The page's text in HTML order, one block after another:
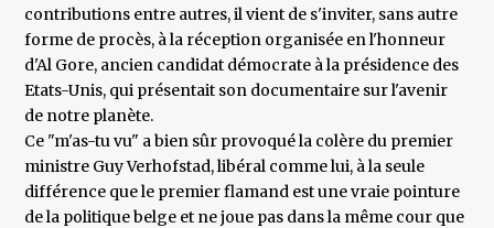
contributions entre autres, il vient de s'inviter, sans autre
forme de procès, à la réception organisée en l'honneur
d'Al Gore, ancien candidat démocrate à la présidence des
Etats-Unis, qui présentait son documentaire sur l'avenir
de notre planète.
Ce "m'as-tu vu" a bien sûr provoqué la colère du premier
ministre Guy Verhofstad, libéral comme lui, à la seule
différence que le premier flamand est une vraie pointure
de la politique belge et ne joue pas dans la même cour que